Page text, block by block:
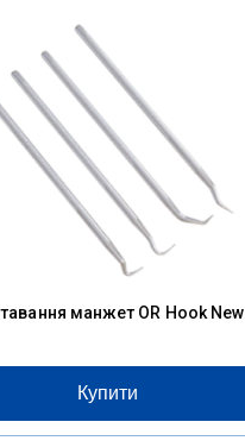
манжет OR Hook New
Купити